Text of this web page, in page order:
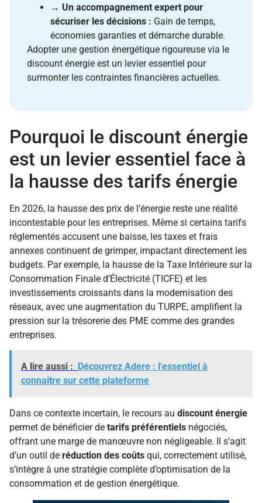
→ Un accompagnement expert pour
sécuriser les décisions : Gain de temps,
économies garanties et démarche durable.
Adopter une gestion énergétique rigoureuse via le
discount énergie est un levier essentiel pour
surmonter les contraintes financières actuelles.
Pourquoi le discount énergie
est un levier essentiel face à
la hausse des tarifs énergie
En 2026, la hausse des prix de l’énergie reste une réalité
incontestable pour les entreprises. Même si certains tarifs
réglementés accusent une baisse, les taxes et frais
annexes continuent de grimper, impactant directement les
budgets. Par exemple, la hausse de la Taxe Intérieure sur la
Consommation Finale d’Électricité (TICFE) et les
investissements croissants dans la modernisation des
réseaux, avec une augmentation du TURPE, amplifient la
pression sur la trésorerie des PME comme des grandes
entreprises.
A lire aussi : Découvrez Adere : l'essentiel à
connaître sur cette plateforme
Dans ce contexte incertain, le recours au discount énergie
permet de bénéficier de tarifs préférentiels négociés,
offrant une marge de manœuvre non négligeable. Il s’agit
d’un outil de réduction des coûts qui, correctement utilisé,
s’intègre à une stratégie complète d’optimisation de la
consommation et de gestion énergétique.